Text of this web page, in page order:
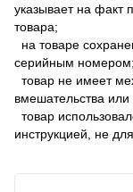
указывает на факт
товара;
на товаре
серийным номером;
товар не имеет
вмешательства
товар
инструкцией, не